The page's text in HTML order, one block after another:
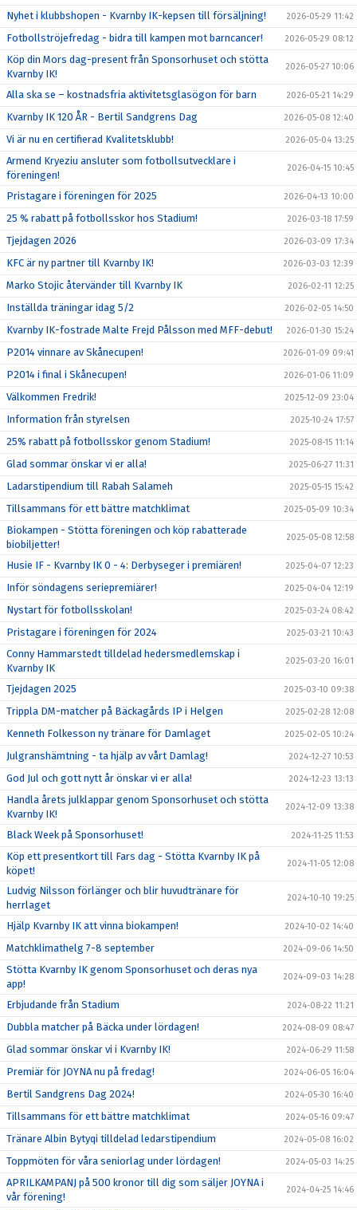
Nyhet i klubbshopen - Kvarnby IK-kepsen till försäljning! 2026-05-29 11:42
Fotbollströjefredag - bidra till kampen mot barncancer! 2026-05-29 08:12
Köp din Mors dag-present från Sponsorhuset och stötta
Kvarnby IK!
2026-05-27 10:06
Alla ska se – kostnadsfria aktivitetsglasögon för barn 2026-05-21 14:29
Kvarnby IK 120 ÅR - Bertil Sandgrens Dag 2026-05-08 12:40
Vi är nu en certifierad Kvalitetsklubb! 2026-05-04 13:25
Armend Kryeziu ansluter som fotbollsutvecklare i
föreningen!
2026-04-15 10:45
Pristagare i föreningen för 2025 2026-04-13 10:00
25 % rabatt på fotbollsskor hos Stadium! 2026-03-18 17:59
Tjejdagen 2026 2026-03-09 17:34
KFC är ny partner till Kvarnby IK! 2026-03-03 12:39
Marko Stojic återvänder till Kvarnby IK 2026-02-11 12:25
Inställda träningar idag 5/2 2026-02-05 14:50
Kvarnby IK-fostrade Malte Frejd Pålsson med MFF-debut! 2026-01-30 15:24
P2014 vinnare av Skånecupen! 2026-01-09 09:41
P2014 i final i Skånecupen! 2026-01-06 11:09
Välkommen Fredrik! 2025-12-09 23:04
Information från styrelsen 2025-10-24 17:57
25% rabatt på fotbollsskor genom Stadium! 2025-08-15 11:14
Glad sommar önskar vi er alla! 2025-06-27 11:31
Ladarstipendium till Rabah Salameh 2025-05-15 15:42
Tillsammans för ett bättre matchklimat 2025-05-09 10:34
Biokampen - Stötta föreningen och köp rabatterade
biobiljetter!
2025-05-08 12:58
Husie IF - Kvarnby IK 0 - 4: Derbyseger i premiären! 2025-04-07 12:23
Inför söndagens seriepremiärer! 2025-04-04 12:19
Nystart för fotbollsskolan! 2025-03-24 08:42
Pristagare i föreningen för 2024 2025-03-21 10:43
Conny Hammarstedt tilldelad hedersmedlemskap i
Kvarnby IK
2025-03-20 16:01
Tjejdagen 2025 2025-03-10 09:38
Trippla DM-matcher på Bäckagårds IP i Helgen 2025-02-28 12:08
Kenneth Folkesson ny tränare för Damlaget 2025-02-05 10:24
Julgranshämtning - ta hjälp av vårt Damlag! 2024-12-27 10:53
God Jul och gott nytt år önskar vi er alla! 2024-12-23 13:13
Handla årets julklappar genom Sponsorhuset och stötta
Kvarnby IK!
2024-12-09 13:38
Black Week på Sponsorhuset! 2024-11-25 11:53
Köp ett presentkort till Fars dag - Stötta Kvarnby IK på
köpet!
2024-11-05 12:08
Ludvig Nilsson förlänger och blir huvudtränare för
herrlaget
2024-10-10 19:25
Hjälp Kvarnby IK att vinna biokampen! 2024-10-02 14:40
Matchklimathelg 7-8 september 2024-09-06 14:50
Stötta Kvarnby IK genom Sponsorhuset och deras nya
app!
2024-09-03 14:28
Erbjudande från Stadium 2024-08-22 11:21
Dubbla matcher på Bäcka under lördagen! 2024-08-09 08:47
Glad sommar önskar vi i Kvarnby IK! 2024-06-29 11:58
Premiär för JOYNA nu på fredag! 2024-06-05 16:04
Bertil Sandgrens Dag 2024! 2024-05-30 16:40
Tillsammans för ett bättre matchklimat 2024-05-16 09:47
Tränare Albin Bytyqi tilldelad ledarstipendium 2024-05-08 16:02
Toppmöten för våra seniorlag under lördagen! 2024-05-03 14:25
APRILKAMPANJ på 500 kronor till dig som säljer JOYNA i
vår förening!
2024-04-25 14:46